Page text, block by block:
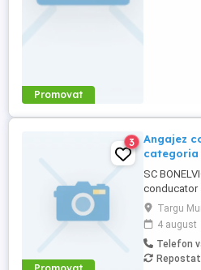
Promovat
3
Angajez
categoria
SC
conducator
C+E pentru
Cerinte -
C+E -
valbile -aviz
Targu
4 august
Telefon